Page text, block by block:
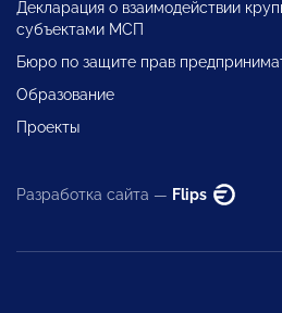
Декларация о взаимодействии
субъектами МСП
Бюро по защите прав
Образование
Проекты
Разработка сайта — Flips